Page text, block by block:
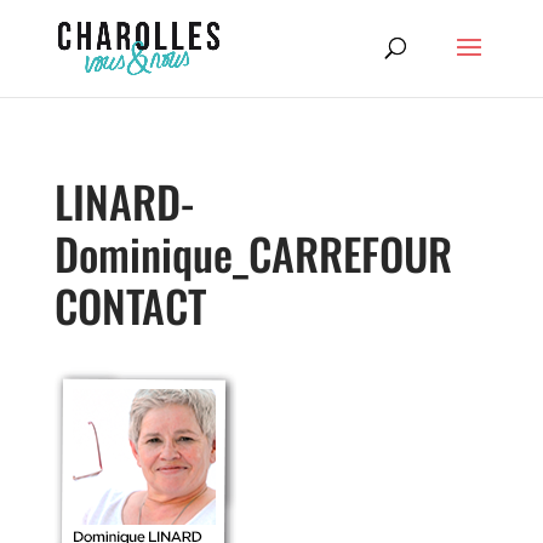
LINARD-
Dominique_CARREFOUR
CONTACT